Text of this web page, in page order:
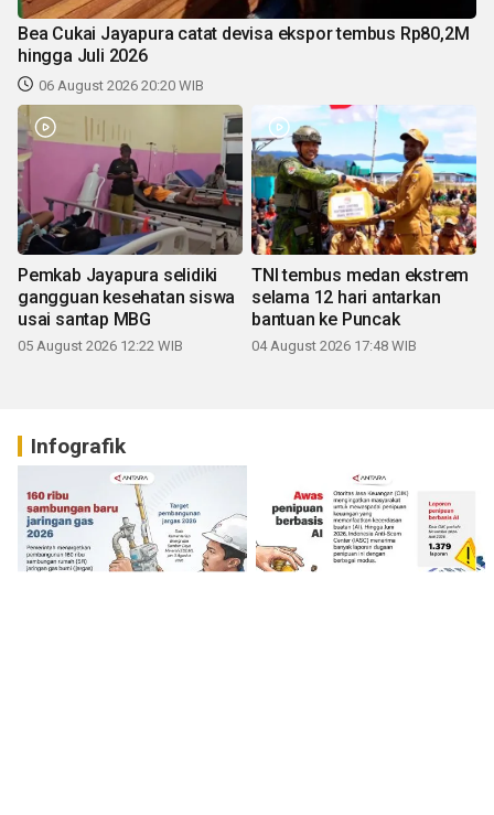
Bea Cukai Jayapura catat devisa ekspor tembus Rp80,2M
hingga Juli 2026
06 August 2026 20:20 WIB
Pemkab Jayapura selidiki
gangguan kesehatan siswa
usai santap MBG
05 August 2026 12:22 WIB
TNI tembus medan ekstrem
selama 12 hari antarkan
bantuan ke Puncak
04 August 2026 17:48 WIB
Infografik